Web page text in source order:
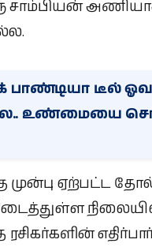
சாம்பியன்
பாண்டியா டீல்
உண்மையை
ஏற்பட்ட